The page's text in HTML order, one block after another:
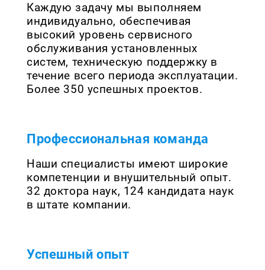
Каждую задачу мы выполняем
индивидуально, обеспечивая
высокий уровень сервисного
обслуживания установленных
систем, техническую поддержку в
течение всего периода эксплуатации.
Более 350 успешных проектов.
Профессиональная команда
Наши специалисты имеют широкие
компетенции и внушительный опыт.
32 доктора наук, 124 кандидата наук
в штате компании.
Успешный опыт